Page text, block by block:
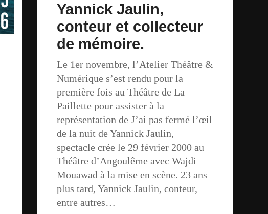
Yannick Jaulin,
conteur et collecteur
de mémoire.
Le 1er novembre, l’Atelier Théâtre &
Numérique s’est rendu pour la
première fois au Théâtre de La
Paillette pour assister à la
représentation de J’ai pas fermé l’œil
de la nuit de Yannick Jaulin,
spectacle crée le 29 février 2000 au
Théâtre d’Angoulême avec Wajdi
Mouawad à la mise en scène. 23 ans
plus tard, Yannick Jaulin, conteur,
entre autres…